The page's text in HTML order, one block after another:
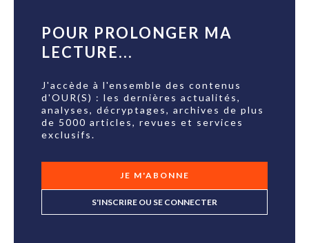
POUR PROLONGER MA
LECTURE...
J'accède à l'ensemble des contenus
d'OUR(S) : les dernières actualités,
analyses, décryptages, archives de plus
de 5000 articles, revues et services
exclusifs.
JE M'ABONNE
S'INSCRIRE OU SE CONNECTER